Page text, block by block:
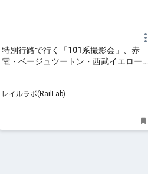
特別行路で行く「101系撮影会」、赤
電・ベージュツートン・西武イエロー揃
レイルラボ(RailLab)